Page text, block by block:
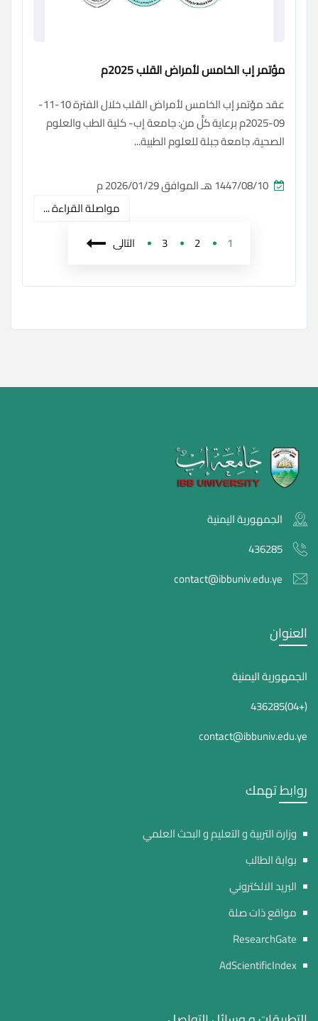
مؤتمر إب الخامس لأمراض القلب 2025م
عقد مؤتمر إب الخامس لأمراض القلب خلال الفترة 10-11-
09-2025م برعاية كلٍّ من: جامعة إب- كلية الطب والعلوم
الصحية، جامعة جبلة للعلوم الطبية...
مواصلة القراءة ...
1
2
3 التالى
الجمهورية اليمنية
436285
contact@ibbuniv.edu.ye
العنوان
الجمهورية اليمنية
(+04)436285
contact@ibbuniv.edu.ye
روابط تهمك
وزارة التربية و التعليم و البحث العلمي
بوابة الطالب
البريد الالكتروني
مواقع ذات صلة
ResearchGate
AdScientificIndex